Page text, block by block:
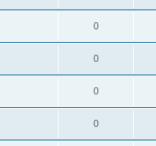
0
0
0
0